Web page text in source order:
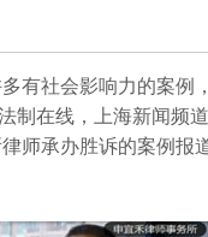
有社会影响力的案例
制在线，上海新闻频
师承办胜诉的案例报